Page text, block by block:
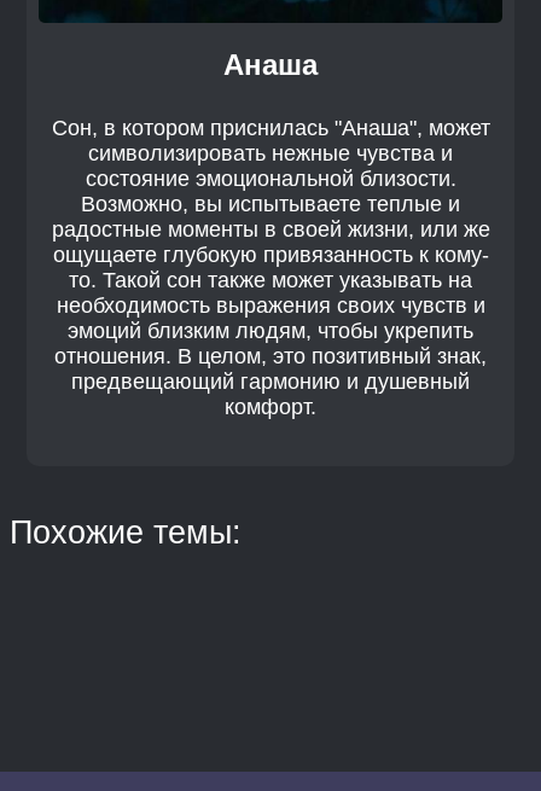
Анаша
Сон, в котором приснилась "Анаша", может
символизировать нежные чувства и
состояние эмоциональной близости.
Возможно, вы испытываете теплые и
радостные моменты в своей жизни, или же
ощущаете глубокую привязанность к кому-
то. Такой сон также может указывать на
необходимость выражения своих чувств и
эмоций близким людям, чтобы укрепить
отношения. В целом, это позитивный знак,
предвещающий гармонию и душевный
комфорт.
Похожие темы: